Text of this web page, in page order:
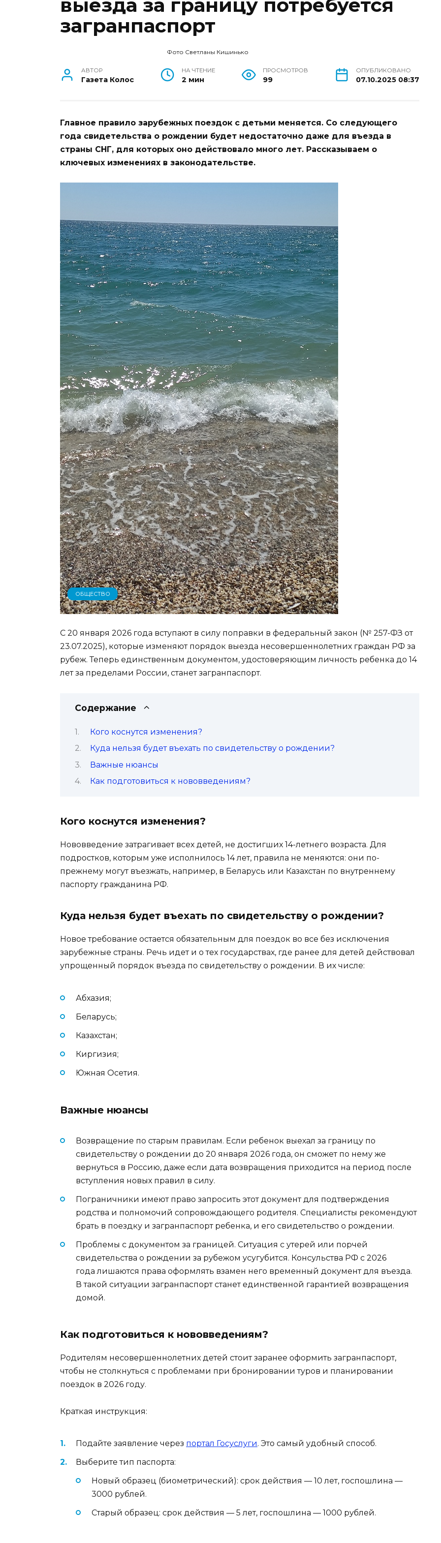
выезда за границу потребуется
загранпаспорт
Фото Светланы Кишинько
АВТОР
Газета Колос
НА ЧТЕНИЕ
2 мин
ПРОСМОТРОВ
99
ОПУБЛИКОВАНО
07.10.2025 08:37
Главное правило зарубежных поездок с детьми меняется. Со следующего
года свидетельства о рождении будет недостаточно даже для въезда в
страны СНГ, для которых оно действовало много лет. Рассказываем о
ключевых изменениях в законодательстве.
ОБЩЕСТВО
С 20 января 2026 года вступают в силу поправки в федеральный закон (№ 257-ФЗ от
23.07.2025), которые изменяют порядок выезда несовершеннолетних граждан РФ за
рубеж. Теперь единственным документом, удостоверяющим личность ребенка до 14
лет за пределами России, станет загранпаспорт.
Содержание
Кого коснутся изменения?
Куда нельзя будет въехать по свидетельству о рождении?
Важные нюансы
Как подготовиться к нововведениям?
Кого коснутся изменения?
Нововведение затрагивает всех детей, не достигших 14-летнего возраста. Для
подростков, которым уже исполнилось 14 лет, правила не меняются: они по-
прежнему могут въезжать, например, в Беларусь или Казахстан по внутреннему
паспорту гражданина РФ.
Куда нельзя будет въехать по свидетельству о рождении?
Новое требование остается обязательным для поездок во все без исключения
зарубежные страны. Речь идет и о тех государствах, где ранее для детей действовал
упрощенный порядок въезда по свидетельству о рождении. В их числе:
Абхазия;
Беларусь;
Казахстан;
Киргизия;
Южная Осетия.
Важные нюансы
Возвращение по старым правилам. Если ребенок выехал за границу по
свидетельству о рождении до 20 января 2026 года, он сможет по нему же
вернуться в Россию, даже если дата возвращения приходится на период после
вступления новых правил в силу.
Пограничники имеют право запросить этот документ для подтверждения
родства и полномочий сопровождающего родителя. Специалисты рекомендуют
брать в поездку и загранпаспорт ребенка, и его свидетельство о рождении.
Проблемы с документом за границей. Ситуация с утерей или порчей
свидетельства о рождении за рубежом усугубится. Консульства РФ с 2026
года лишаются права оформлять взамен него временный документ для въезда.
В такой ситуации загранпаспорт станет единственной гарантией возвращения
домой.
Как подготовиться к нововведениям?
Родителям несовершеннолетних детей стоит заранее оформить загранпаспорт,
чтобы не столкнуться с проблемами при бронировании туров и планировании
поездок в 2026 году.
Краткая инструкция:
Подайте заявление через портал Госуслуги. Это самый удобный способ.
Выберите тип паспорта:
Новый образец (биометрический): срок действия — 10 лет, госпошлина —
3000 рублей.
Старый образец: срок действия — 5 лет, госпошлина — 1000 рублей.